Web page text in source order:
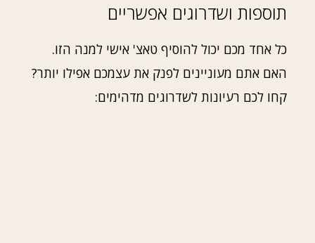
תוספות ושדרוגים אפשריים
כל אחד מכם יכול להוסיף טאצ' אישי למנה הזו.
האם אתם מעוניינים לפנק את עצמכם אפילו יותר?
קחו לכם רעיונות לשדרוגים מדהימים: